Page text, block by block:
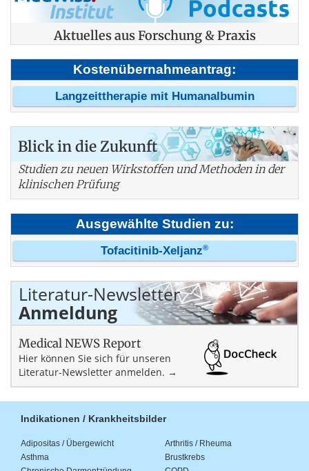
Aktuelles aus Forschung & Praxis
Kostenübernahmeantrag:
Langzeittherapie mit Humanalbumin
Blick in die Zukunft
Studien zu neuen Wirkstoffen und Methoden in der
klinischen Prüfung
Ausgewählte Studien zu:
Tofacitinib-Xeljanz®
Literatur-Newsletter
Anmeldung
Medical NEWS Report
Hier können Sie sich für unseren
Literatur-Newsletter anmelden. →
Indikationen / Krankheitsbilder
Adipositas / Übergewicht
Arthritis / Rheuma
Asthma
Brustkrebs